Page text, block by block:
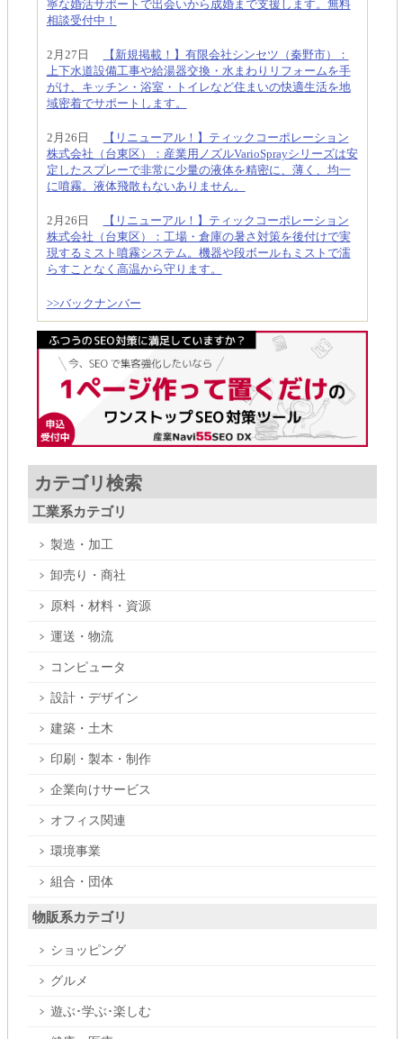
寧な婚活サポートで出会いから成婚まで支援します。無料
相談受付中！
2月27日
【新規掲載！】有限会社シンセツ（秦野市）：
上下水道設備工事や給湯器交換・水まわりリフォームを手
がけ、キッチン・浴室・トイレなど住まいの快適生活を地
域密着でサポートします。
2月26日
【リニューアル！】ティックコーポレーション
株式会社（台東区）：産業用ノズルVarioSprayシリーズは安
定したスプレーで非常に少量の液体を精密に、薄く、均一
に噴霧。液体飛散もないありません。
2月26日
【リニューアル！】ティックコーポレーション
株式会社（台東区）：工場・倉庫の暑さ対策を後付けで実
現するミスト噴霧システム。機器や段ボールもミストで濡
らすことなく高温から守ります。
>>バックナンバー
カテゴリ検索
工業系カテゴリ
製造・加工
卸売り・商社
原料・材料・資源
運送・物流
コンピュータ
設計・デザイン
建築・土木
印刷・製本・制作
企業向けサービス
オフィス関連
環境事業
組合・団体
物販系カテゴリ
ショッピング
グルメ
遊ぶ･学ぶ･楽しむ